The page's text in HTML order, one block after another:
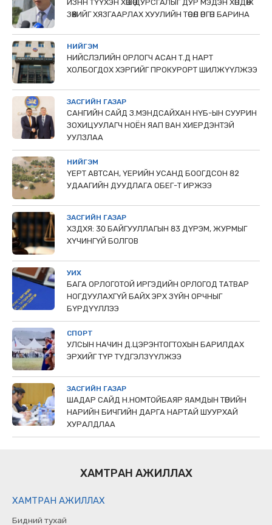
ИЗНН ТҮҮХЭН ХӨШӨӨ ДУРСГАЛЫГ ДУР МЭДЭН ХӨНДӨЖ
ЗӨӨХИЙГ ХЯЗГААРЛАХ ХУУЛИЙН ТӨСӨЛ ӨРГӨН БАРИНА
НИЙГЭМ
НИЙСЛЭЛИЙН ОРЛОГЧ АСАН Т.Д НАРТ
ХОЛБОГДОХ ХЭРГИЙГ ПРОКУРОРТ ШИЛЖҮҮЛЖЭЭ
ЗАСГИЙН ГАЗАР
САНГИЙН САЙД З.МЭНДСАЙХАН НҮБ-ЫН СУУРИН
ЗОХИЦУУЛАГЧ НОЁН ЯАП ВАН ХИЕРДЭНТЭЙ
УУЛЗЛАА
НИЙГЭМ
ҮЕРТ АВТСАН, ҮЕРИЙН УСАНД БООГДСОН 82
УДААГИЙН ДУУДЛАГА ОБЕГ-Т ИРЖЭЭ
ЗАСГИЙН ГАЗАР
ХЗДХЯ: 30 БАЙГУУЛЛАГЫН 83 ДҮРЭМ, ЖУРМЫГ
ХҮЧИНГҮЙ БОЛГОВ
УИХ
БАГА ОРЛОГОТОЙ ИРГЭДИЙН ОРЛОГОД ТАТВАР
НОГДУУЛАХГҮЙ БАЙХ ЭРХ ЗҮЙН ОРЧНЫГ
БҮРДҮҮЛЛЭЭ
СПОРТ
УЛСЫН НАЧИН Д.ЦЭРЭНТОГТОХЫН БАРИЛДАХ
ЭРХИЙГ ТҮР ТҮДГЭЛЗҮҮЛЖЭЭ
ЗАСГИЙН ГАЗАР
ШАДАР САЙД Н.НОМТОЙБАЯР ЯАМДЫН ТӨРИЙН
НАРИЙН БИЧГИЙН ДАРГА НАРТАЙ ШУУРХАЙ
ХУРАЛДЛАА
ХАМТРАН АЖИЛЛАХ
ХАМТРАН АЖИЛЛАХ
Бидний тухай